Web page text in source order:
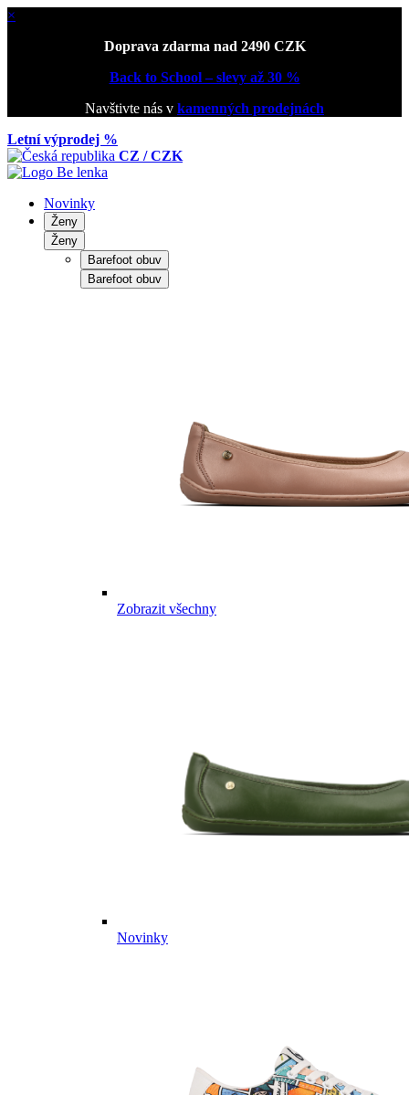
×
Doprava zdarma nad 2490 CZK
Back to School – slevy až 30 %
Navštivte nás v kamenných prodejnách
Letní výprodej %
CZ / CZK
Novinky
Ženy
Ženy
Barefoot obuv
Barefoot obuv
Zobrazit všechny
Novinky